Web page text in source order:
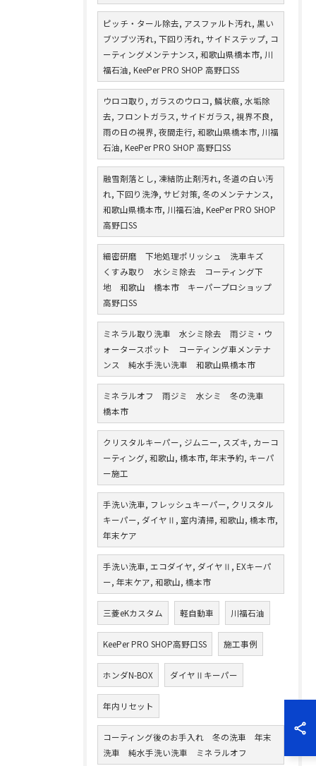
ピッチ・タール除去, アスファルト汚れ, 黒い
ブツブツ汚れ, 下回り汚れ, サイドステップ, コ
ーティングメンテナンス, 和歌山県橋本市, 川
福石油, KeePer PRO SHOP 高野口SS
ウロコ取り, ガラスのウロコ, 鱗状痕, 水垢除
去, フロントガラス, サイドガラス, 視界不良,
雨の日の視界, 夜間走行, 和歌山県橋本市, 川福
石油, KeePer PRO SHOP 高野口SS
融雪剤落とし, 凍結防止剤汚れ, 冬道の白い汚
れ, 下回り洗浄, サビ対策, 冬のメンテナンス,
和歌山県橋本市, 川福石油, KeePer PRO SHOP
高野口SS
細密研磨 下地処理ポリッシュ 洗車キズ
くすみ取り 水シミ除去 コーティング下
地 和歌山 橋本市 キーパープロショップ
高野口SS
ミネラル取り洗車 水シミ除去 雨ジミ・ウ
ォータースポット コーティング車メンテナ
ンス 純水手洗い洗車 和歌山県橋本市
ミネラルオフ 雨ジミ 水シミ 冬の洗車
橋本市
クリスタルキーパー, ジムニー, スズキ, カーコ
ーティング, 和歌山, 橋本市, 年末予約, キーパ
ー施工
手洗い洗車, フレッシュキーパー, クリスタル
キーパー, ダイヤⅡ, 室内清掃, 和歌山, 橋本市,
年末ケア
手洗い洗車, エコダイヤ, ダイヤⅡ, EXキーパ
ー, 年末ケア, 和歌山, 橋本市
三菱eKカスタム 軽自動車 川福石油
KeePer PRO SHOP高野口SS 施工事例
ホンダN-BOX ダイヤⅡキーパー
年内リセット
コーティング後のお手入れ 冬の洗車 年末
洗車 純水手洗い洗車 ミネラルオフ